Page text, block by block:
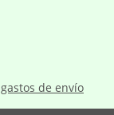
de envío